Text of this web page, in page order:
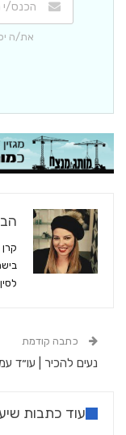
את/ה
כתבה קודמת
נעים להכיר | עו״ד
עוד כתבות